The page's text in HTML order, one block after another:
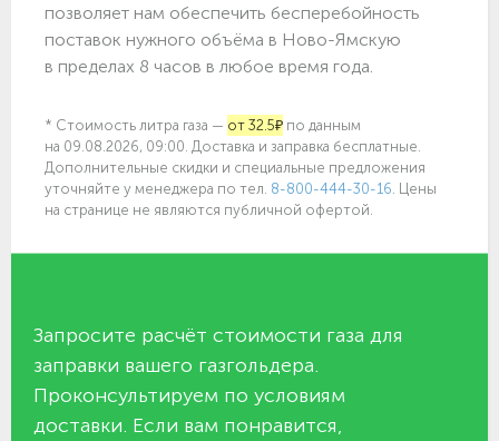
позволяет нам обеспечить бесперебойность
поставок нужного объёма в Ново-Ямскую
в пределах 8 часов в любое время года.
* Стоимость литра газа — от 32.5₽ по данным
на 09.08.2026, 09:00. Доставка и заправка бесплатные.
Дополнительные скидки и специальные предложения
уточняйте у менеджера по тел. 8-800-444-30-16 . Цены
на странице не являются публичной офертой.
Запросите расчёт стоимости газа для
заправки вашего газгольдера.
Проконсультируем по условиям
доставки. Если вам понравится,